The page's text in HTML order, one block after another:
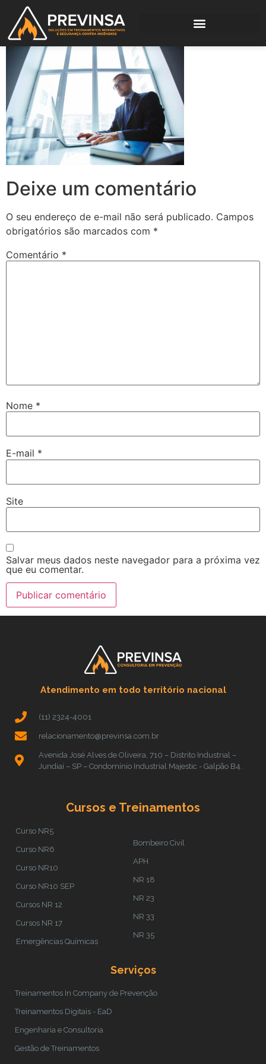
Deixe um comentário
O seu endereço de e-mail não será publicado. Campos
obrigatórios são marcados com *
Comentário *
Nome *
E-mail *
Site
Salvar meus dados neste navegador para a próxima vez
que eu comentar.
Atendimento em todo território nacional
(11) 2324-4001
relacionamento@previnsa.com.br
Avenida José Alves de Oliveira, 710 – Distrito Industrial –
Jundiaí – SP – Condomínio Industrial Majestic - Galpão B4.
Cursos e Treinamentos
Curso NR5
Curso NR6
Curso NR10
Curso NR10 SEP
Cursos NR 12
Cursos NR 17
Emergências Químicas
Bombeiro Civil
APH
NR 18
NR 23
NR 33
NR 35
Serviços
Treinamentos In Company de Prevenção
Treinamentos Digitais - EaD
Engenharia e Consultoria
Gestão de Treinamentos